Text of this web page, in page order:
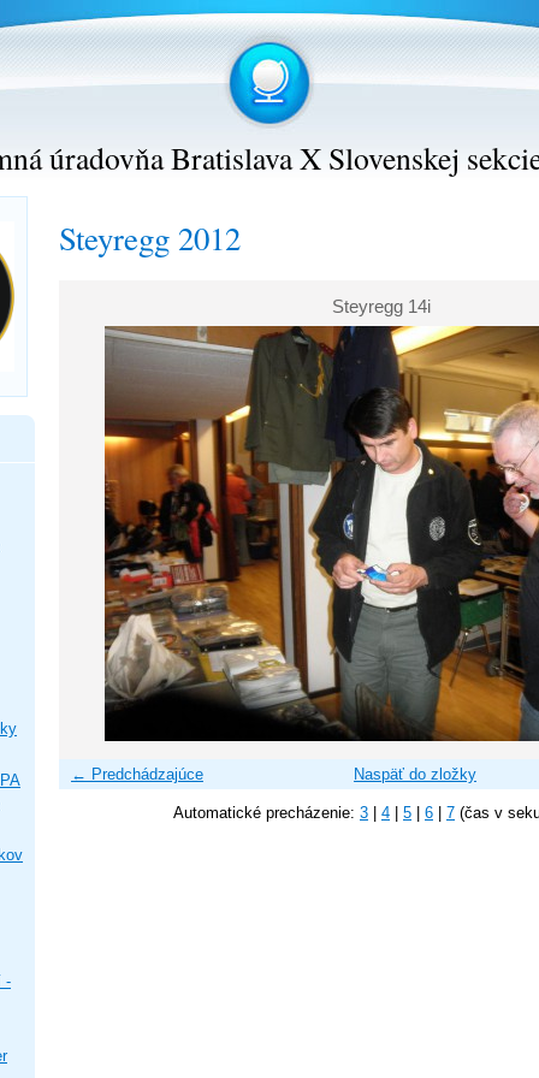
úradovňa Bratislava X Slovenskej
Steyregg 2012
Steyregg 14i
← Predchádzajúce Naspäť do zložky
Automatické precházenie: 3 4 5 6 7 (čas v
-